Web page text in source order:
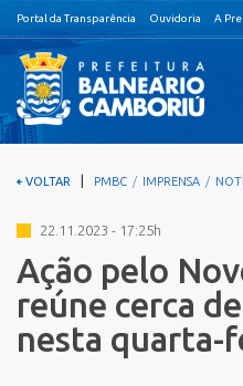
Portal da Transparência Ouvidoria A
VOLTAR PMBC IMPRENSA
22.11.2023 - 17:25h
Ação pelo
reúne cerca
nesta quarta-